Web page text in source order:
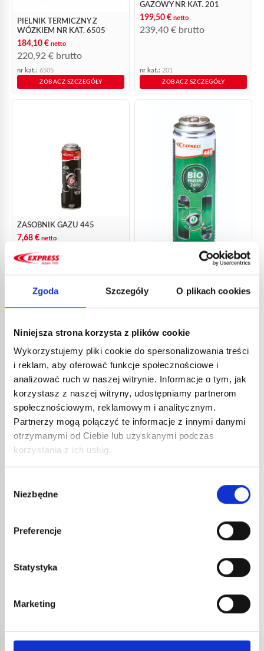
Zgoda Szczegóły O plikach cookies
Niniejsza strona korzysta z plików cookie
Wykorzystujemy pliki cookie do spersonalizowania treści
i reklam, aby oferować funkcje społecznościowe i
analizować ruch w naszej witrynie. Informacje o tym, jak
korzystasz z naszej witryny, udostępniamy partnerom
społecznościowym, reklamowym i analitycznym.
Partnerzy mogą połączyć te informacje z innymi danymi
otrzymanymi od Ciebie lub uzyskanymi podczas
korzystania z ich usług.
zgody
Niezbędne
Preferencje
Statystyka
Marketing
PIELNIK TERMICZNY Z
WÓZKIEM NR KAT. 6505
184,10 € netto
220,92 € brutto
nr kat.: 6505
ZOBACZ SZCZEGÓŁY
GAZOWY NR KAT. 201
199,50 € netto
239,40 € brutto
nr kat.: 201
ZOBACZ SZCZEGÓŁY
ZASOBNIK GAZU 445
7,68 € netto
9,22€
ZOBACZ SZCZEGÓŁY
NABÓJ Z BIOPROPANEM NR
9,22 €brutto
ZOBACZ SZCZEGÓŁY
ZASOBNIK GAZU 555